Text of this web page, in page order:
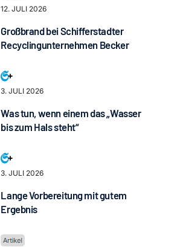
12. JULI 2026
Großbrand bei Schifferstadter
Recyclingunternehmen Becker
3. JULI 2026
Was tun, wenn einem das „Wasser
bis zum Hals steht“
3. JULI 2026
Lange Vorbereitung mit gutem
Ergebnis